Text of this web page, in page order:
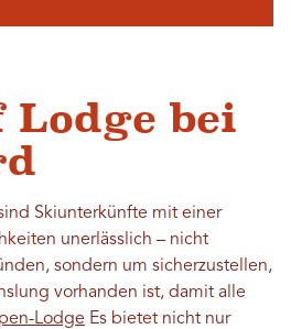
bei
Skiunterkünfte mit einer
unerlässlich – nicht
sondern um sicherzustellen,
vorhanden ist, damit alle
Lodge Es bietet nicht nur